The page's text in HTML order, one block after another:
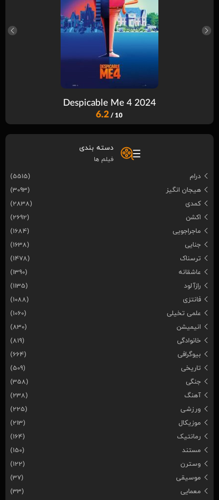
Despicable Me 4 2024
6.2 / 10
دسته بندی
فیلم ها
درام
(5515)
هیجان انگیز
(3093)
کمدی
(2838)
اکشن
(2692)
ماجراجویی
(1684)
جنایی
(1638)
ترسناک
(1478)
عاشقانه
(1390)
رازآلود
(1135)
فانتزی
(1088)
علمی تخیلی
(1060)
انیمیشن
(830)
خانوادگی
(819)
بیوگرافی
(664)
تاریخی
(509)
جنگی
(358)
آهنگ
(238)
ورزشی
(225)
موزیکال
(213)
رمانتیک
(164)
مستند
(150)
وسترن
(122)
موسیقی
(37)
معمایی
(33)